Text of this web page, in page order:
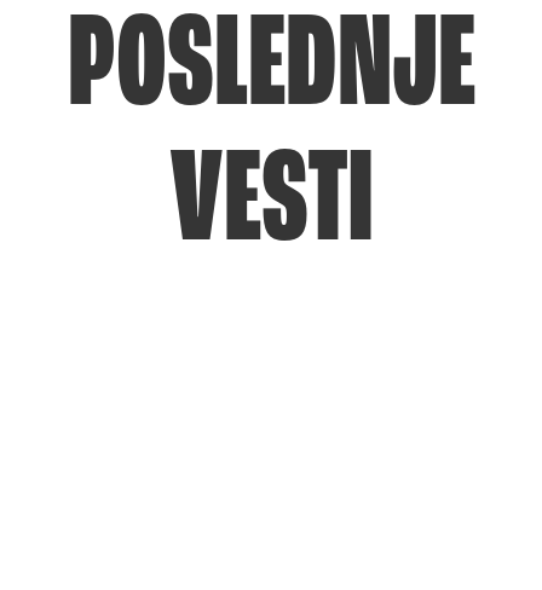
POSLEDNJE
VESTI